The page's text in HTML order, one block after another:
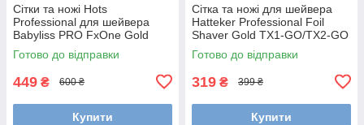
Сітки та ножі Hots
Professional для шейвера
Babyliss PRO FxOne Gold
FX79FSGE (HP-FX79RF2GE)
Готово до відправки
449 ₴ 600 ₴
Купити
Сітка та ножі для шейвера
Hatteker Professional Foil
Shaver Gold TX1-GO/TX2-GO
(TX2-02-GO)
Готово до відправки
319 ₴ 399 ₴
Купити